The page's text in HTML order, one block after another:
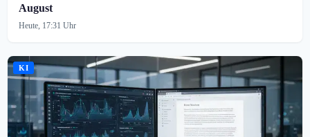
August
Heute, 17:31 Uhr
KI